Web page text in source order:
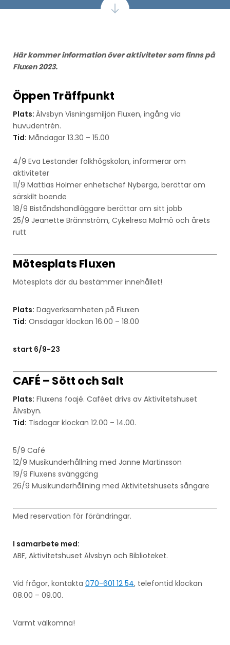
Här kommer information över aktiviteter som finns på
Fluxen 2023.
Öppen Träffpunkt
Plats: Älvsbyn Visningsmiljön Fluxen, ingång via
huvudentrén.
Tid: Måndagar 13.30 – 15.00
4/9 Eva Lestander folkhögskolan, informerar om
aktiviteter
11/9 Mattias Holmer enhetschef Nyberga, berättar om
särskilt boende
18/9 Biståndshandläggare berättar om sitt jobb
25/9 Jeanette Brännström, Cykelresa Malmö och årets
rutt
Mötesplats Fluxen
Mötesplats där du bestämmer innehållet!
Plats: Dagverksamheten på Fluxen
Tid: Onsdagar klockan 16.00 – 18.00
start 6/9-23
CAFÉ – Sött och Salt
Plats: Fluxens foajé. Caféet drivs av Aktivitetshuset
Älvsbyn.
Tid: Tisdagar klockan 12.00 – 14.00.
5/9 Café
12/9 Musikunderhållning med Janne Martinsson
19/9 Fluxens svänggäng
26/9 Musikunderhållning med Aktivitetshusets sångare
Med reservation för förändringar.
I samarbete med:
ABF, Aktivitetshuset Älvsbyn och Biblioteket.
Vid frågor, kontakta 070-601 12 54, telefontid klockan
08.00 – 09.00.
Varmt välkomna!